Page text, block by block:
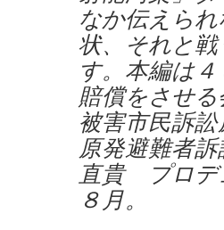
なか伝えら
状、それと
す。本編は
賠償をさせ
被害市民訴
原発避難者
直貴 プロデ
８月。